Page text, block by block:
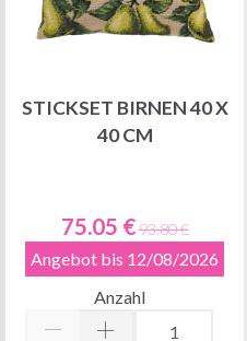
STICKSET BIRNEN 40 X
40 CM
75.05 €93.80 €
Angebot bis 12/08/2026
Anzahl